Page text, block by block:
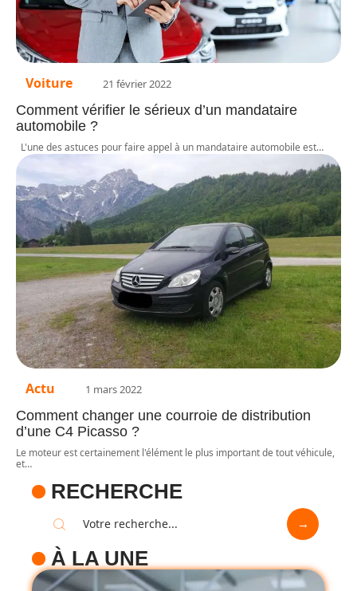
Voiture 21 février 2022
Comment vérifier le sérieux d’un mandataire
automobile ?
L'une des astuces pour faire appel à un mandataire automobile est…
Actu 1 mars 2022
Comment changer une courroie de distribution
d’une C4 Picasso ?
Le moteur est certainement l'élément le plus important de tout véhicule,
et…
RECHERCHE
À LA UNE